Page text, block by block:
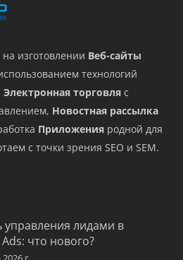
изготовлении Веб-сайты
технологий
Электронная торговля с
Новостная рассылка
Приложения родной для
с точки зрения SEO и SEM.
управления лидами в
что нового?